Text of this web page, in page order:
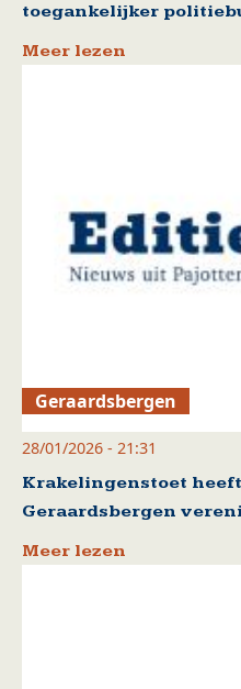
toegankelijker
Meer lezen
Geraardsbergen
28/01/2026 - 21:31
Krakelingenstoet
Geraardsbergen
Meer lezen